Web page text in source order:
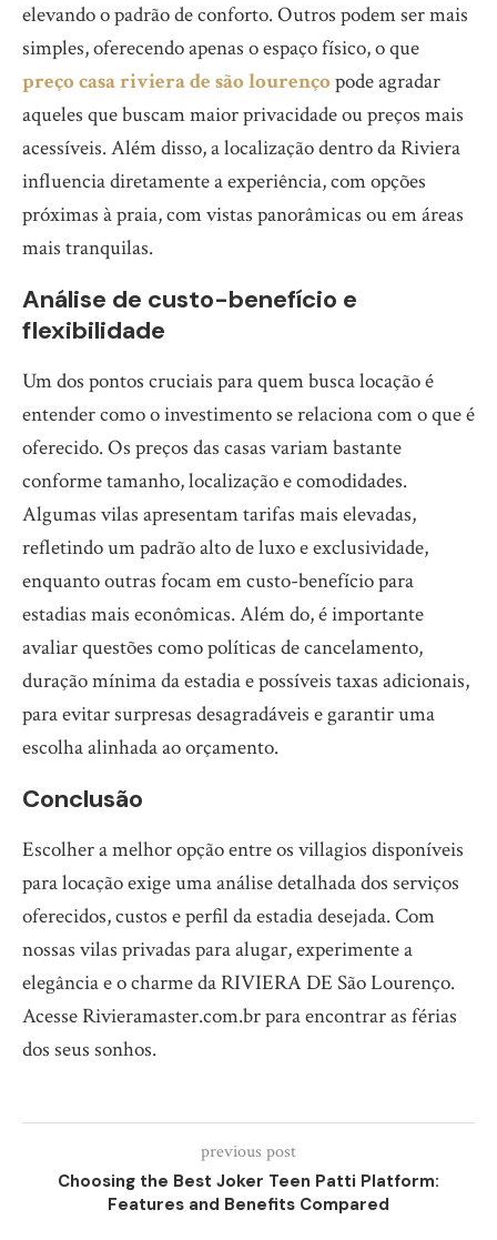
elevando o padrão de conforto. Outros podem ser mais
simples, oferecendo apenas o espaço físico, o que
preço casa riviera de são lourenço pode agradar
aqueles que buscam maior privacidade ou preços mais
acessíveis. Além disso, a localização dentro da Riviera
influencia diretamente a experiência, com opções
próximas à praia, com vistas panorâmicas ou em áreas
mais tranquilas.
Análise de custo-benefício e
flexibilidade
Um dos pontos cruciais para quem busca locação é
entender como o investimento se relaciona com o que é
oferecido. Os preços das casas variam bastante
conforme tamanho, localização e comodidades.
Algumas vilas apresentam tarifas mais elevadas,
refletindo um padrão alto de luxo e exclusividade,
enquanto outras focam em custo-benefício para
estadias mais econômicas. Além do, é importante
avaliar questões como políticas de cancelamento,
duração mínima da estadia e possíveis taxas adicionais,
para evitar surpresas desagradáveis e garantir uma
escolha alinhada ao orçamento.
Conclusão
Escolher a melhor opção entre os villagios disponíveis
para locação exige uma análise detalhada dos serviços
oferecidos, custos e perfil da estadia desejada. Com
nossas vilas privadas para alugar, experimente a
elegância e o charme da RIVIERA DE São Lourenço.
Acesse Rivieramaster.com.br para encontrar as férias
dos seus sonhos.
previous post
Choosing the Best Joker Teen Patti Platform:
Features and Benefits Compared